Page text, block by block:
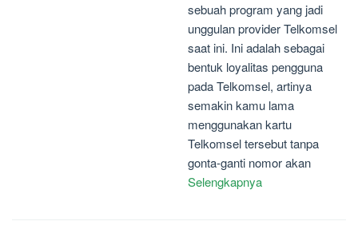
sebuah program yang jadi
unggulan provider Telkomsel
saat ini. Ini adalah sebagai
bentuk loyalitas pengguna
pada Telkomsel, artinya
semakin kamu lama
menggunakan kartu
Telkomsel tersebut tanpa
gonta-ganti nomor akan
Selengkapnya